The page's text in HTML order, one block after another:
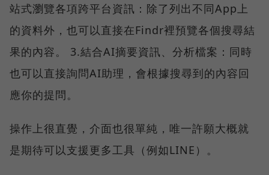
站式瀏覽各項跨平台資訊：除了列出不同App上
的資料外，也可以直接在Findr裡預覽各個搜尋結
果的內容。 3.結合AI摘要資訊、分析檔案：同時
也可以直接詢問AI助理，會根據搜尋到的內容回
應你的提問。
操作上很直覺，介面也很單純，唯一許願大概就
是期待可以支援更多工具（例如LINE）。